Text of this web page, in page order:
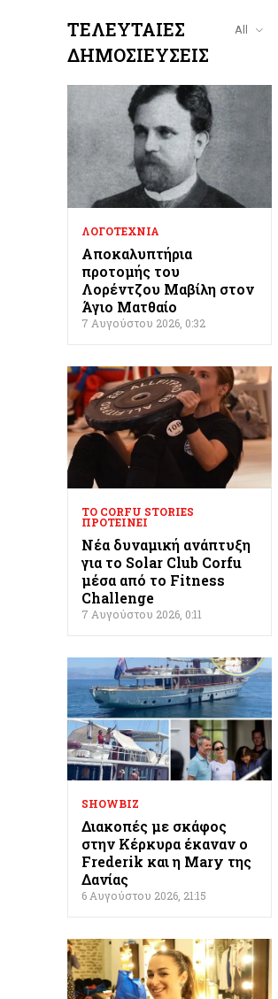
ΤΕΛΕΥΤΑΊΕΣ
ΔΗΜΟΣΙΕΎΣΕΙΣ
All
Αποκαλυπτήρια
προτομής του
Λορέντζου Μαβίλη στον
Άγιο Ματθαίο
7 Αυγούστου 2026, 0:32
ΠΡΟΤΕΊΝΕΙ
Νέα δυναμική ανάπτυξη
για το Solar Club Corfu
μέσα από το Fitness
Challenge
7 Αυγούστου 2026, 0:11
Διακοπές με σκάφος
στην Κέρκυρα έκαναν ο
Frederik και η Mary της
Δανίας
6 Αυγούστου 2026, 21:15